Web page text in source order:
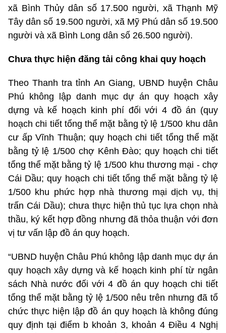
xã Bình Thủy dân số 17.500 người, xã Thạnh Mỹ
Tây dân số 19.500 người, xã Mỹ Phú dân số 19.500
người và xã Bình Long dân số 26.500 người).
Chưa thực hiện đăng tải công khai quy hoạch
Theo Thanh tra tỉnh An Giang, UBND huyện Châu
Phú không lập danh mục dự án quy hoạch xây
dựng và kế hoạch kinh phí đối với 4 đồ án (quy
hoạch chi tiết tổng thể mặt bằng tỷ lệ 1/500 khu dân
cư ấp Vĩnh Thuận; quy hoạch chi tiết tổng thể mặt
bằng tỷ lệ 1/500 chợ Kênh Đào; quy hoạch chi tiết
tổng thể mặt bằng tỷ lệ 1/500 khu thương mại - chợ
Cái Dầu; quy hoạch chi tiết tổng thể mặt bằng tỷ lệ
1/500 khu phức hợp nhà thương mại dịch vụ, thị
trấn Cái Dầu); chưa thực hiện thủ tục lựa chọn nhà
thầu, ký kết hợp đồng nhưng đã thỏa thuận với đơn
vị tư vấn lập đồ án quy hoạch.
“UBND huyện Châu Phú không lập danh mục dự án
quy hoạch xây dựng và kế hoạch kinh phí từ ngân
sách Nhà nước đối với 4 đồ án quy hoạch chi tiết
tổng thể mặt bằng tỷ lệ 1/500 nêu trên nhưng đã tổ
chức thực hiện lập đồ án quy hoạch là không đúng
quy định tại điểm b khoản 3, khoản 4 Điều 4 Nghị